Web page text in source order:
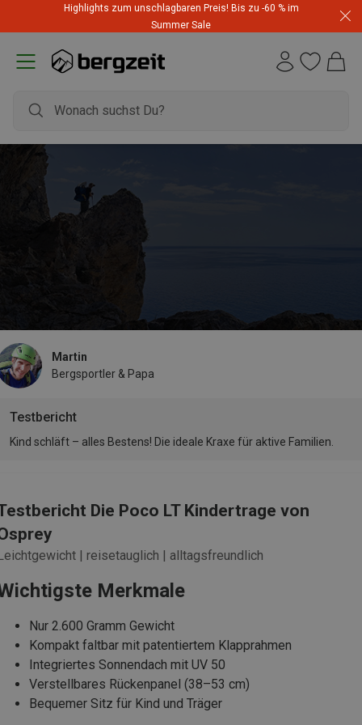
Highlights zum unschlagbaren Preis! Bis zu -60 % im
Summer Sale
Testbericht
Martin
Bergsportler & Papa
Kind schläft – alles Bestens! Die ideale Kraxe für aktive Familien.
Die Poco LT Kindertrage von
| reisetauglich | alltagsfreundlich
Merkmale
Nur 2.600 Gramm Gewicht
Kompakt faltbar mit patentiertem Klapprahmen
Integriertes Sonnendach mit UV 50
Verstellbares Rückenpanel (38–53 cm)
Bequemer Sitz für Kind und Träger